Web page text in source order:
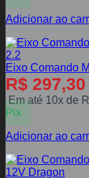
Adicionar ao
Eixo Comando
R$ 297,30
Em até 10x de
Pix
Adicionar ao